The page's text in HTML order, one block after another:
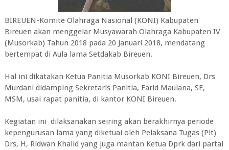
BIREUEN-Komite Olahraga Nasional (KONI) Kabupaten
Bireuen akan menggelar Musyawarah Olahraga Kabupaten IV
(Musorkab) Tahun 2018 pada 20 Januari 2018, mendatang
bertempat di Aula lama Setdakab Bireuen.
Hal ini dikatakan Ketua Panitia Musorkab KONI Bireuen, Drs
Murdani didamping Sekretaris Panitia, Farid Maulana, SE,
MSM, usai rapat panitia, di kantor KONI Bireuen.
Kegiatan ini dilaksanakan seiring akan berakhirnya periode
kepengurusan lama yang diketuai oleh Pelaksana Tugas (Plt)
Drs, H, Ridwan Khalid yang juga mantan Ketua Dprk dari partai